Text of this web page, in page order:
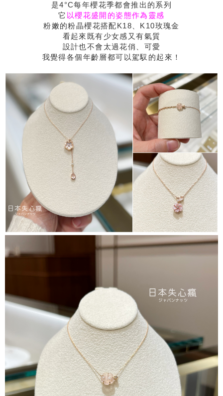
是4°C每年櫻花季都會推出的系列
它 以櫻花盛開的姿態作為靈感
粉嫩的粉晶櫻花搭配K18、K10玫瑰金
看起來既有少女感又有氣質
設計也不會太過花俏、可愛
我覺得各個年齡層都可以駕馭的起來！